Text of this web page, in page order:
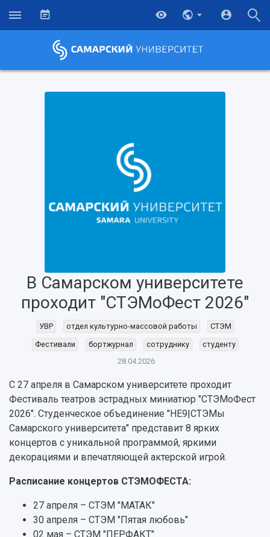
НАЗАД
Об университете
История
Попечительский совет
Ученый совет
Ректорат
Кадровый резерв
Сотрудники и преподаватели
Заслуженные деятели
Структура университета
Новости
Главные новости
События
Пресс-центр
Газета "Полет"
Газета "Самарский университет"
Мы в соцсетях
Мультимедиа
Подкасты
Просветительский проект "Одержимы
Образование
Почему я выбираю Самарский университет?
Бакалавриат и специалитет
Магистратура
Формы обучения
Учебные планы
Дополнительное образование
Институты и факультеты
Образовательные программы
Профессорско-преподавательский состав
Стипендии
Научно-исследовательская деятельность
Основные научные направления
Научные школы и ведущие научные коллективы
Диссертационные советы
Подготовка научных кадров
Конкурс на замещение должностей научных
работников
Научно-технический совет
Научные проекты и темы
Аспирантура и докторантура
Научно-исследовательские подразделения
Структурная схема управления научно-
В Самарском университете
проходит "СТЭМоФест 2026"
УВР отдел культурно-массовой работы
СТЭМ
Фестивали
бортжурнал сотруднику
студенту
28.04.2026
С 27 апреля в Самарском университете проходит
Фестиваль театров эстрадных миниатюр "СТЭМоФест
2026". Студенческое объединение "НЕ9|СТЭМы
Самарского университета" представит 8 ярких
концертов с уникальной программой, яркими
декорациями и впечатляющей актерской игрой.
Расписание концертов СТЭМОФЕСТА:
27 апреля – СТЭМ "МАТАК"
30 апреля – СТЭМ "Пятая любовь"
02 мая – СТЭМ "ПЕРФАКТ"